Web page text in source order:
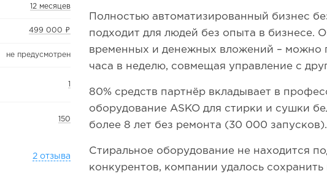
12 месяцев
499 000 ₽
не предусмотрен
1
150
2 отзыва
Полностью автоматизированный бизнес
подходит для людей без опыта в бизнесе.
временных и денежных вложений – можно
часа в неделю, совмещая управление с
80% средств партнёр вкладывает в
оборудование ASKO для стирки и сушки
более 8 лет без ремонта (30 000 запусков).
Стиральное оборудование не находится
конкурентов, компании удалось